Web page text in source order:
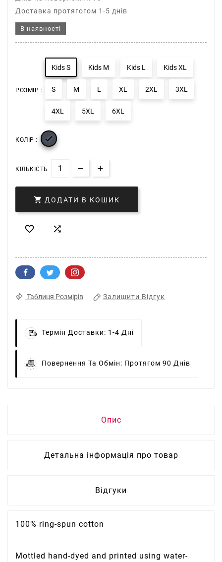
Доставка протягогом 1-5 днів
В наявності
РОЗМІР :
Kids S Kids M Kids L Kids XL
S M L XL 2XL 3XL
4XL 5XL 6XL
КОЛІР : 
КІЛЬКІСТЬ
 ДОДАТИ В КОШИК
 
Таблиця Розмірів Залишити Відгук
Термін Доставки: 1-4 Дні
Повернення Та Обмін: Протягом 90 Днів
Опис
Детальна інформація про товар
Відгуки
100% ring-spun cotton
Mottled hand-dyed and printed using water-